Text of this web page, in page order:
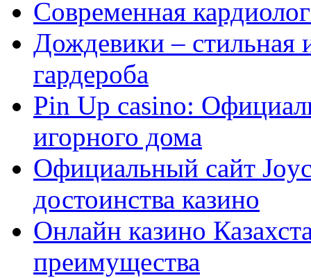
Современная
Дождевики – стильная
гардероба
Pin Up casino:
игорного дома
Официальный сайт
достоинства казино
Онлайн казино
преимущества